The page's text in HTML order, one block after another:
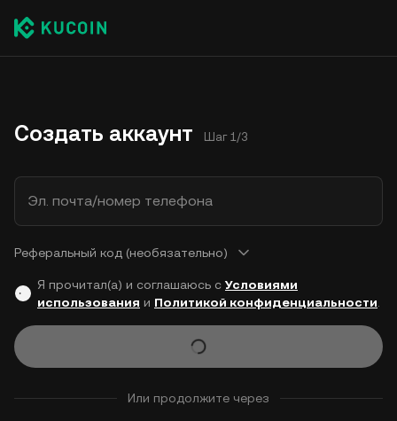
Создать аккаунт Шаг 1/3
Эл. почта/номер телефона
Реферальный код (необязательно)
Я прочитал(а) и соглашаюсь с Условиями
использования и Политикой конфиденциальности
Или продолжите через